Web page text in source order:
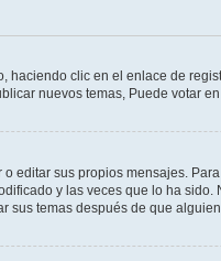
haciendo clic en el enlace de
nuevos temas, Puede votar
editar sus propios mensajes.
y las veces que lo ha
sus temas después de que